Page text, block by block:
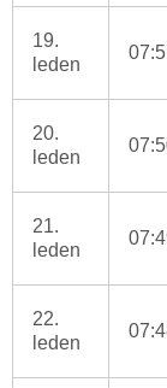
19.
leden
20.
leden
21.
leden
22.
leden